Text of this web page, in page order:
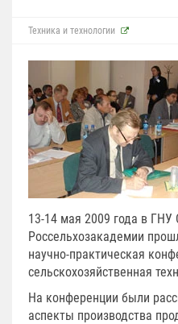
Техника и технологии
13-14 мая 2009 года в
Россельхозакадемии
научно-практическая
сельскохозяйственная
На конференции были
аспекты производства